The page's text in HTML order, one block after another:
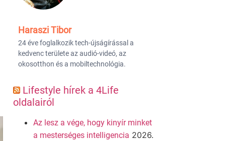
Haraszi Tibor
24 éve foglalkozik tech-újságírással a
kedvenc területe az audió-videó, az
okosotthon és a mobiltechnológia.
Lifestyle hírek a 4Life
oldalairól
Az lesz a vége, hogy kinyír minket
a mesterséges intelligencia 2026.